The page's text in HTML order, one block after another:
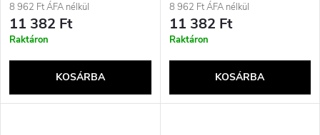
8 962 Ft ÁFA nélkül
11 382 Ft
Raktáron
KOSÁRBA
8 962 Ft ÁFA nélkül
11 382 Ft
Raktáron
KOSÁRBA